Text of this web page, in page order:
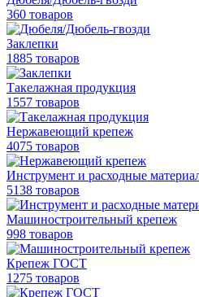
360 товаров
Заклепки
1885 товаров
Такелажная продукция
1557 товаров
Нержавеющий крепеж
4075 товаров
Инструмент и расходные
5138 товаров
Машиностроительный крепеж
998 товаров
Крепеж ГОСТ
1275 товаров